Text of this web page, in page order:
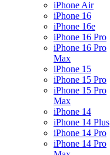
iPhone Air
iPhone 16
iPhone 16e
iPhone 16 Pro
iPhone 16 Pro
Max
iPhone 15
iPhone 15 Pro
iPhone 15 Pro
Max
iPhone 14
iPhone 14 Plus
iPhone 14 Pro
iPhone 14 Pro